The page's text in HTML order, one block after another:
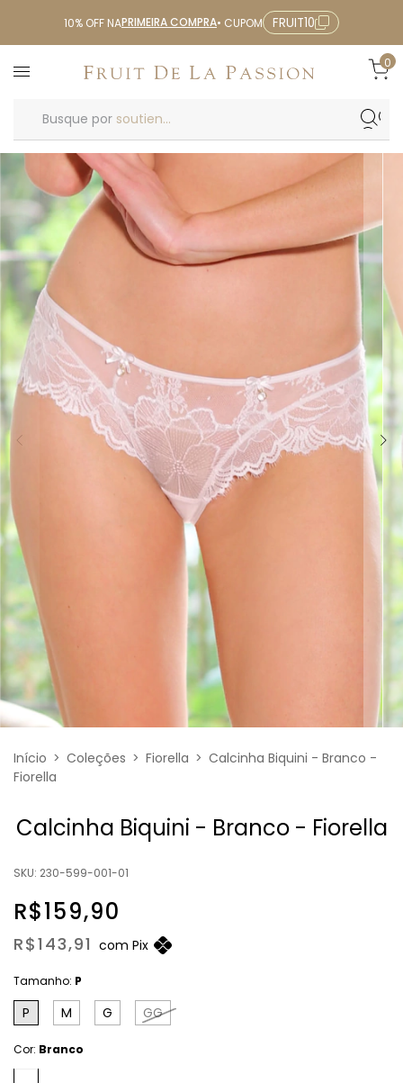
10% OFF NAPRIMEIRA COMPRA• CUPOM FRUIT10
0
Busque por soutien...
Início > Coleções > Fiorella > Calcinha Biquini - Branco -
Fiorella
Calcinha Biquini - Branco - Fiorella
SKU: 230-599-001-01
R$159,90
R$143,91 com Pix
Tamanho: P
P
M G GG
Cor: Branco